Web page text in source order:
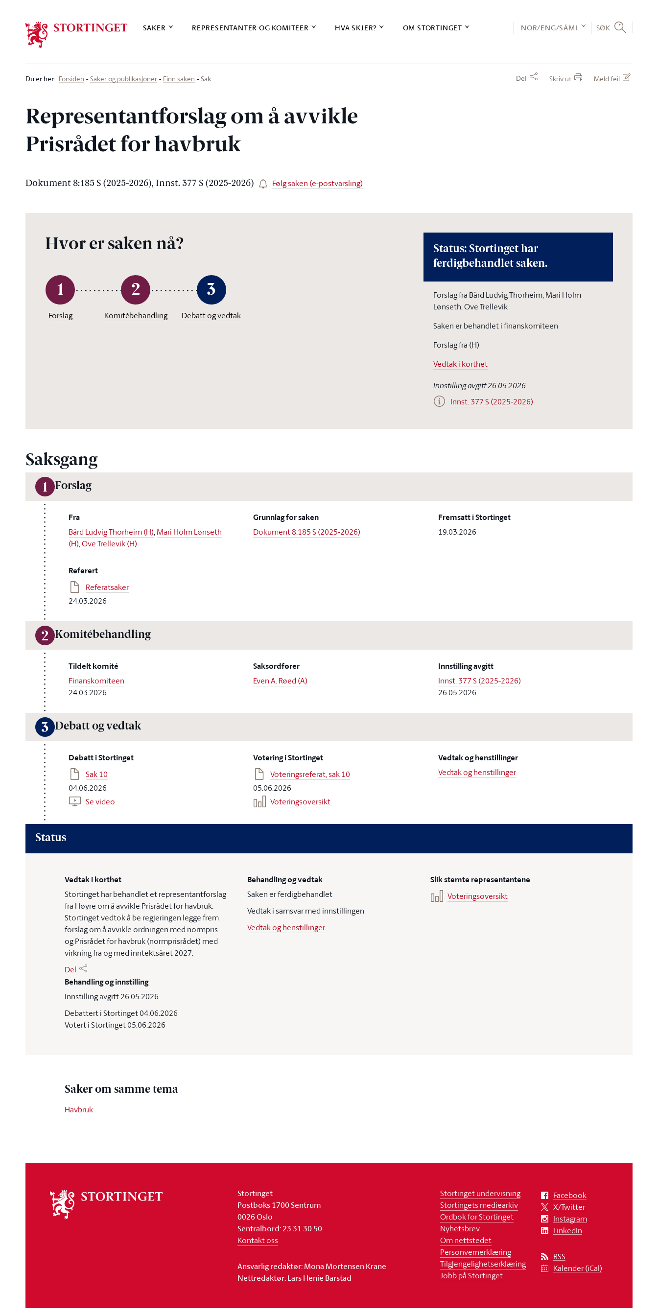
SAKER REPRESENTANTER OG KOMITEER HVA SKJER? OM STORTINGET NOR/ENG/SÁMI SØK
Du er her: Forsiden Saker og publikasjoner Finn saken Sak Del Skriv ut Meld feil
Representantforslag om å avvikle
Prisrådet for havbruk
Dokument 8:185 S (2025-2026), Innst. 377 S (2025-2026) Følg saken (e-postvarsling)
Hvor er saken nå?
1
Forslag
2
Komitébehandling
3
Debatt og vedtak
Status: Stortinget har
ferdigbehandlet saken.
Forslag fra Bård Ludvig Thorheim, Mari Holm
Lønseth, Ove Trellevik
Saken er behandlet i finanskomiteen
Forslag fra (H)
Vedtak i korthet
Innstilling avgitt 26.05.2026
Innst. 377 S (2025-2026)
Saksgang
1 Forslag
Fra
Bård Ludvig Thorheim (H),Mari Holm Lønseth
(H),Ove Trellevik (H)
Grunnlag for saken
Dokument 8:185 S (2025-2026)
Fremsatt i Stortinget
19.03.2026
Referert
Referatsaker
24.03.2026
2 Komitébehandling
Tildelt komité
Finanskomiteen
24.03.2026
Saksordfører
Even A. Røed (A)
Innstilling avgitt
Innst. 377 S (2025-2026)
26.05.2026
3 Debatt og vedtak
Debatt i Stortinget
Sak 10
04.06.2026
Se video
Votering i Stortinget
Voteringsreferat, sak 10
05.06.2026
Voteringsoversikt
Vedtak og henstillinger
Vedtak og henstillinger
Status
Vedtak i korthet
Stortinget har behandlet et representantforslag
fra Høyre om å avvikle Prisrådet for havbruk.
Stortinget vedtok å be regjeringen legge frem
forslag om å avvikle ordningen med normpris
og Prisrådet for havbruk (normprisrådet) med
virkning fra og med inntektsåret 2027.
Del
Behandling og vedtak
Saken er ferdigbehandlet
Vedtak i samsvar med innstillingen
Vedtak og henstillinger
Slik stemte representantene
Voteringsoversikt
Behandling og innstilling
Innstilling avgitt 26.05.2026
Debattert i Stortinget 04.06.2026
Votert i Stortinget 05.06.2026
Saker om samme tema
Havbruk
stortinget
Stortinget
Postboks 1700 Sentrum
0026 Oslo
Sentralbord: 23 31 30 50
Kontakt oss
Ansvarlig redaktør: Mona Mortensen Krane
Nettredaktør: Lars Henie Barstad
Stortinget undervisning
Stortingets mediearkiv
Ordbok for Stortinget
Nyhetsbrev
Om nettstedet
Personvernerklæring
Tilgjengelighetserklæring
Jobb på Stortinget
Facebook
X/Twitter
Instagram
LinkedIn
RSS
Kalender (iCal)